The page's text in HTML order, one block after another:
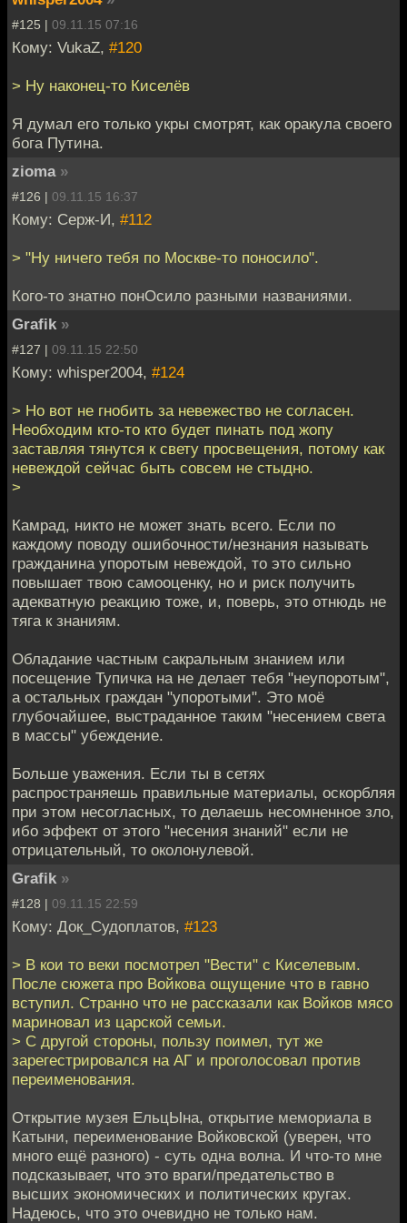
#125 | 09.11.15 07:16
Кому: VukaZ, #120
> Ну наконец-то Киселёв
Я думал его только укры смотрят, как оракула своего
бога Путина.
zioma »
#126 | 09.11.15 16:37
Кому: Серж-И, #112
> "Ну ничего тебя по Москве-то поносило".
Кого-то знатно понОсило разными названиями.
Grafik »
#127 | 09.11.15 22:50
Кому: whisper2004, #124
> Но вот не гнобить за невежество не согласен.
Необходим кто-то кто будет пинать под жопу
заставляя тянутся к свету просвещения, потому как
невеждой сейчас быть совсем не стыдно.
>
Камрад, никто не может знать всего. Если по
каждому поводу ошибочности/незнания называть
гражданина упоротым невеждой, то это сильно
повышает твою самооценку, но и риск получить
адекватную реакцию тоже, и, поверь, это отнюдь не
тяга к знаниям.
Обладание частным сакральным знанием или
посещение Тупичка на не делает тебя "неупоротым",
а остальных граждан "упоротыми". Это моё
глубочайшее, выстраданное таким "несением света
в массы" убеждение.
Больше уважения. Если ты в сетях
распространяешь правильные материалы, оскорбляя
при этом несогласных, то делаешь несомненное зло,
ибо эффект от этого "несения знаний" если не
отрицательный, то околонулевой.
Grafik »
#128 | 09.11.15 22:59
Кому: Док_Судоплатов, #123
> В кои то веки посмотрел "Вести" с Киселевым.
После сюжета про Войкова ощущение что в гавно
вступил. Странно что не рассказали как Войков мясо
мариновал из царской семьи.
> С другой стороны, пользу поимел, тут же
зарегестрировался на АГ и проголосовал против
переименования.
Открытие музея ЕльцЫна, открытие мемориала в
Катыни, переименование Войковской (уверен, что
много ещё разного) - суть одна волна. И что-то мне
подсказывает, что это враги/предательство в
высших экономических и политических кругах.
Надеюсь, что это очевидно не только нам.